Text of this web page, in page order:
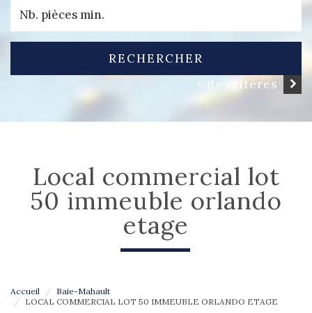
RECHERCHER
+ de critères
local commercial lot
50 immeuble orlando
etage
Accueil
Baie-Mahault
LOCAL COMMERCIAL LOT 50 IMMEUBLE ORLANDO ETAGE